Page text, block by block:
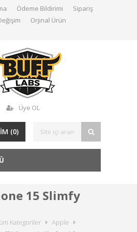
Ödeme Bildirimi
Sipariş
Orjinal Ürün
Üye OL
(0)
15 Slimfy
Kategoriler
Apple